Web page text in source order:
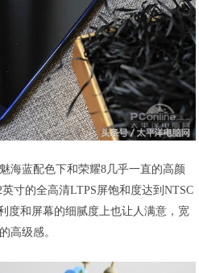
海蓝配色下和荣耀8几乎一直的高颜
寸的全高清LTPS屏饱和度达到NTSC
度和屏幕的细腻度上也让人满意，宽
高级感。